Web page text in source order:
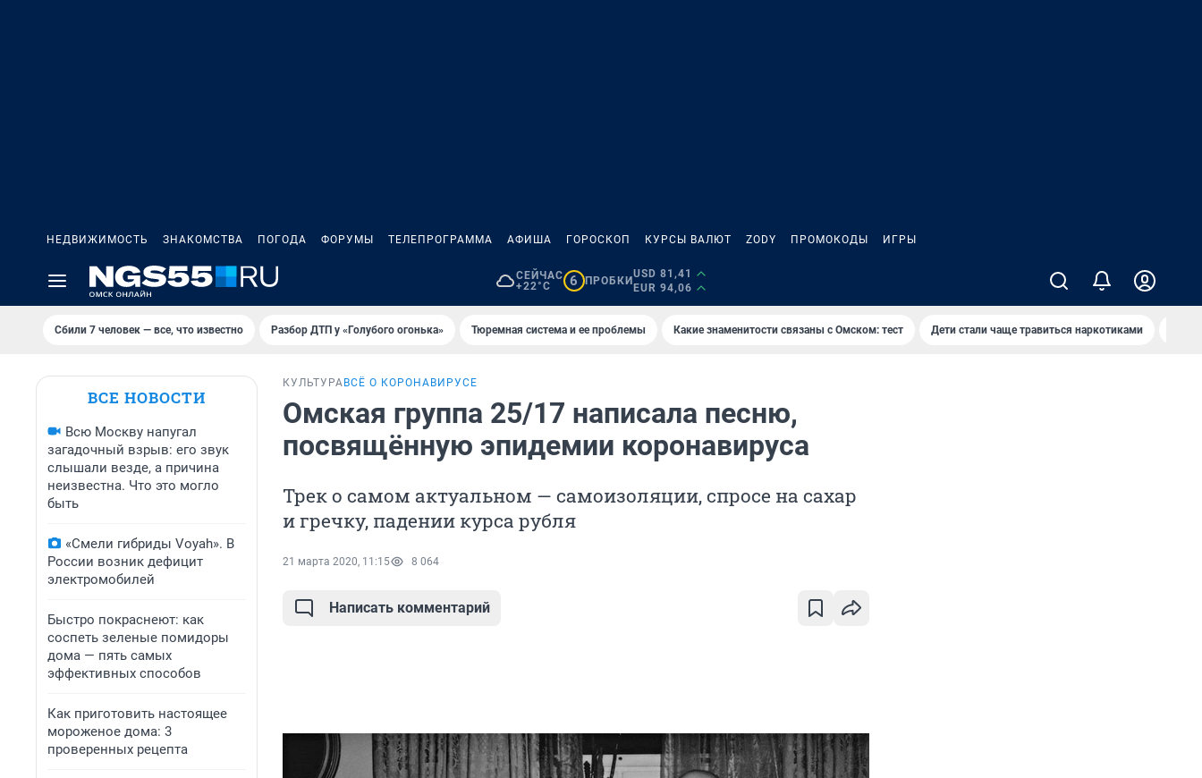
НЕДВИЖИМОСТЬ ЗНАКОМСТВА ПОГОДА ФОРУМЫ ТЕЛЕПРОГРАММА АФИША ГОРОСКОП КУРСЫ ВАЛЮТ ZODY ПРОМОКОДЫ ИГРЫ
СЕЙЧАС
+22°C
6 ПРОБКИ
USD 81,41
EUR 94,06
Сбили 7 человек — все, что известно Разбор ДТП у «Голубого огонька» Тюремная система и ее проблемы Какие знаменитости связаны с Омском: тест Дети стали чаще травиться наркотиками
ВСЕ НОВОСТИ
Всю Москву напугал
загадочный взрыв: его звук
слышали везде, а причина
неизвестна. Что это могло
быть
«Смели гибриды Voyah». В
России возник дефицит
электромобилей
Быстро покраснеют: как
соспеть зеленые помидоры
дома — пять самых
эффективных способов
Как приготовить настоящее
мороженое дома: 3
проверенных рецепта
КУЛЬТУРА ВСЁ О КОРОНАВИРУСЕ
Омская группа 25/17 написала песню,
посвящённую эпидемии коронавируса
Трек о самом актуальном — самоизоляции, спросе на сахар
и гречку, падении курса рубля
21 марта 2020, 11:15 8 064
Написать комментарий